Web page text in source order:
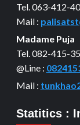
Tel. 063-412-
Mail :
Madame Puja
Tel. 082-415-
@Line :
Mail :
Statitics :